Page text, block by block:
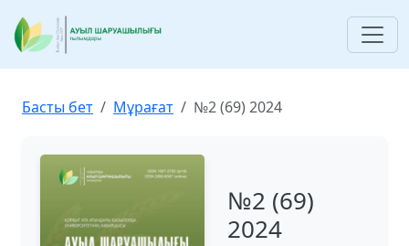
Басты бет Мұрағат №2 (69) 2024
№2 (69)
2024